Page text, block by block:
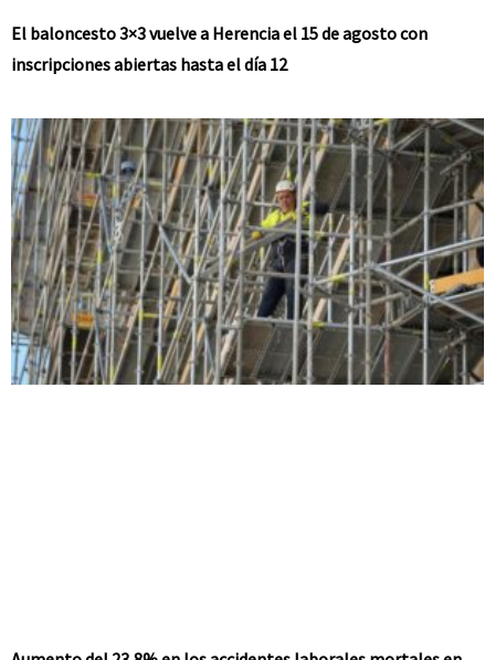
El baloncesto 3×3 vuelve a Herencia el 15 de agosto con
inscripciones abiertas hasta el día 12